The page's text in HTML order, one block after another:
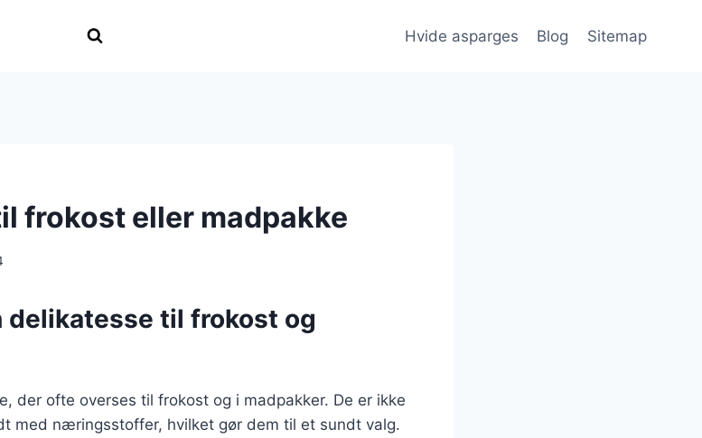
Hvide asparges Blog Sitemap
frokost eller madpakke
delikatesse til frokost og
der ofte overses til frokost og i madpakker. De er ikke
med næringsstoffer, hvilket gør dem til et sundt valg.